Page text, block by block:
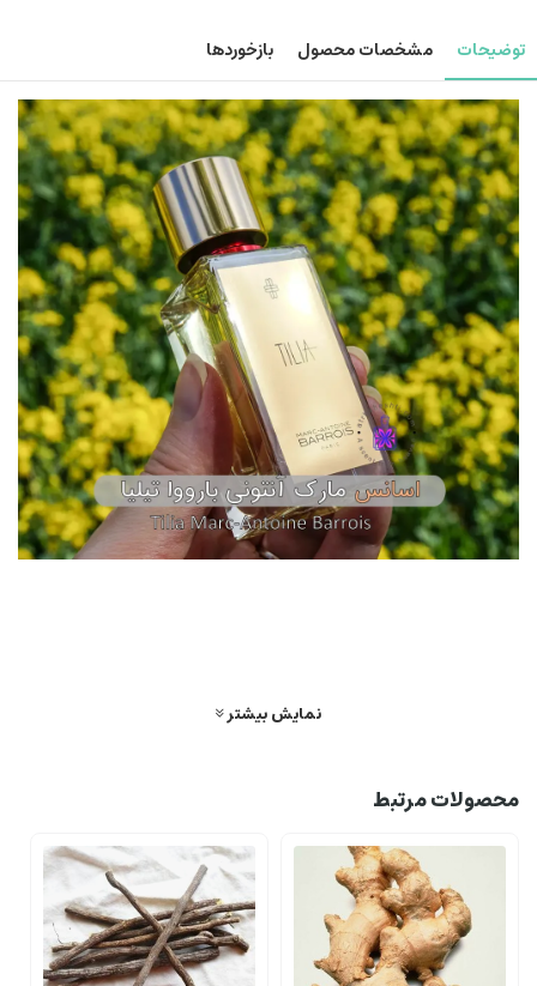
توضیحات مشخصات محصول بازخوردها
عطری نیش، لطیف، مینیمال و شاعرانه است؛ رایحه ای که نه
رایحه های احساسی و عمیق تخصص ویژه ای دارد.
پوست می نشیند و حس آرامش و امنیت ایجاد می کند. برخلاف بسیاری از نسخه های
نیش که پیچیده و سنگین هستند، این عطر شیک اما بی تکلف، آرام اما حضور‌دار و
لطیف اما ماندگار است.
در اولین برخورد با تیلیا، رایحه ای تمیز، صابونی و گلفام حس می شود که به هیچ وجه
نمایش بیشتر
محصولات مرتبط